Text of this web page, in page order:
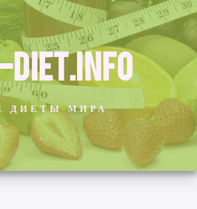
ДИЕТЫ МИРА